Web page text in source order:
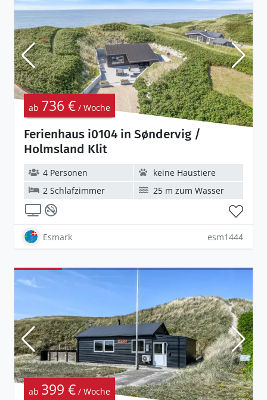
Ferienhaus i0104 in Søndervig /
Holmsland Klit
ab 736 € / Woche
4 Personen
keine Haustiere
2 Schlafzimmer
25 m zum Wasser
Esmark esm1444
ab 399 € / Woche